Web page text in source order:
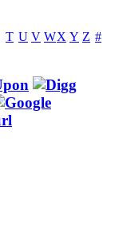
T U V WX Y Z #